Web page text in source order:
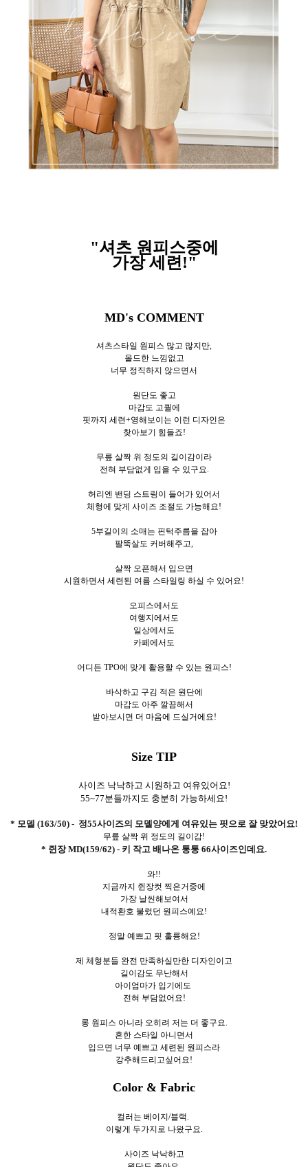
"셔츠 원피스중에
가장 세련!"
MD's COMMENT
셔츠스타일 원피스 많고 많지만,
올드한 느낌없고
너무 정직하지 않으면서
원단도 좋고
마감도 고퀄에
핏까지 세련+영해보이는 이런 디자인은
찾아보기 힘들죠!
무릎 살짝 위 정도의 길이감이라
전혀 부담없게 입을 수 있구요.
허리엔 밴딩 스트링이 들어가 있어서
체형에 맞게 사이즈 조절도 가능해요!
5부길이의 소매는 핀턱주름을 잡아
팔뚝살도 커버해주고,
살짝 오픈해서 입으면
시원하면서 세련된 여름 스타일링 하실 수 있어요!
오피스에서도
여행지에서도
일상에서도
카페에서도
어디든 TPO에 맞게 활용할 수 있는 원피스!
바삭하고 구김 적은 원단에
마감도 아주 깔끔해서
받아보시면 더 마음에 드실거에요!
Size TIP
사이즈 낙낙하고 시원하고 여유있어요!
55~77분들까지도 충분히 가능하세요!
* 모델 (163/50) - 정55사이즈의 모델양에게 여유있는 핏으로 잘 맞았어요!
무릎 살짝 위 정도의 길이감!
* 쥔장 MD(159/62) - 키 작고 배나온 통통 66사이즈인데요.
와!!
지금까지 쥔장컷 찍은거중에
가장 날씬해보여서
내적환호 불렀던 원피스예요!
정말 예쁘고 핏 훌륭해요!
제 체형분들 완전 만족하실만한 디자인이고
길이감도 무난해서
아이엄마가 입기에도
전혀 부담없어요!
롱 원피스 아니라 오히려 저는 더 좋구요.
흔한 스타일 아니면서
입으면 너무 예쁘고 세련된 원피스라
강추해드리고싶어요!
Color & Fabric
컬러는 베이지/블랙.
이렇게 두가지로 나왔구요.
사이즈 낙낙하고